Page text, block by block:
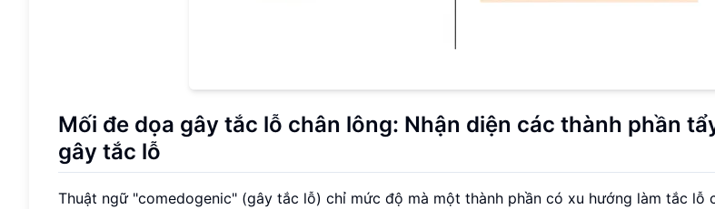
Mối đe dọa gây tắc lỗ chân lông: Nhận diện các thành phần
gây tắc lỗ
Thuật ngữ "comedogenic" (gây tắc lỗ) chỉ mức độ mà một thành phần có xu hướng làm tắc lỗ